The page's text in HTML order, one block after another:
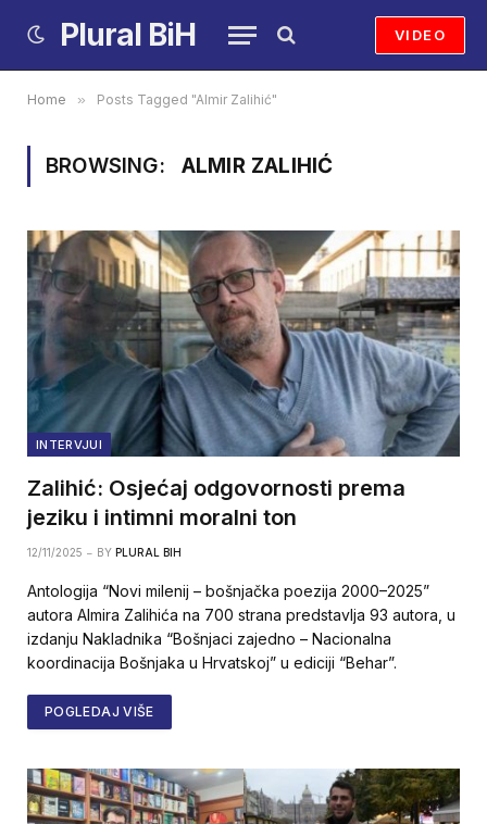
Plural BiH VIDEO
Home » Posts Tagged "Almir Zalihić"
BROWSING: ALMIR ZALIHIĆ
INTERVJUI
Zalihić: Osjećaj odgovornosti prema
jeziku i intimni moralni ton
12/11/2025 BY PLURAL BIH
Antologija “Novi milenij – bošnjačka poezija 2000–2025”
autora Almira Zalihića na 700 strana predstavlja 93 autora, u
izdanju Nakladnika “Bošnjaci zajedno – Nacionalna
koordinacija Bošnjaka u Hrvatskoj” u ediciji “Behar”.
POGLEDAJ VIŠE